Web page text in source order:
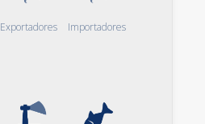
Exportadores Importadores